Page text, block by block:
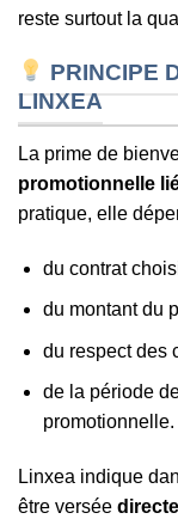
reste surtout la
PRINCIPE
LINXEA
La prime de
promotionnelle
pratique, elle
du contrat
du montant du
du respect des
de la période
promotionnelle.
Linxea indique
être versée